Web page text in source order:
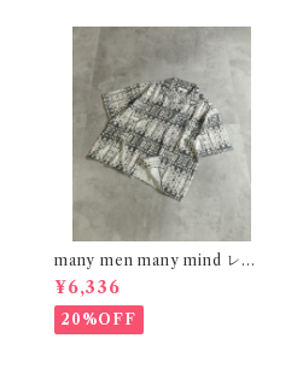
many men many mind レー
ヨン 総柄シャツ バティック ネ
イティブ ブラック M261506
0
¥6,336
20%OFF